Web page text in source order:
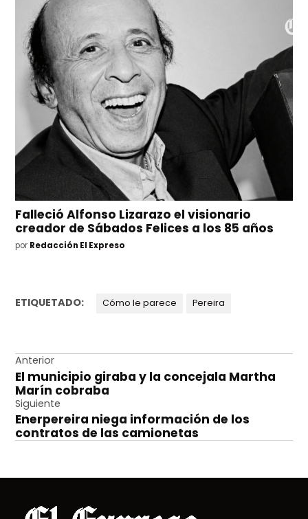
Falleció Alfonso Lizarazo el visionario
creador de Sábados Felices a los 85 años
por Redacción El Expreso
ETIQUETADO: Cómo le parece Pereira
Navegación
de
entradas
Anterior
El municipio giraba y la concejala Martha
Marín cobraba
Siguiente
Enerpereira niega información de los
contratos de las camionetas